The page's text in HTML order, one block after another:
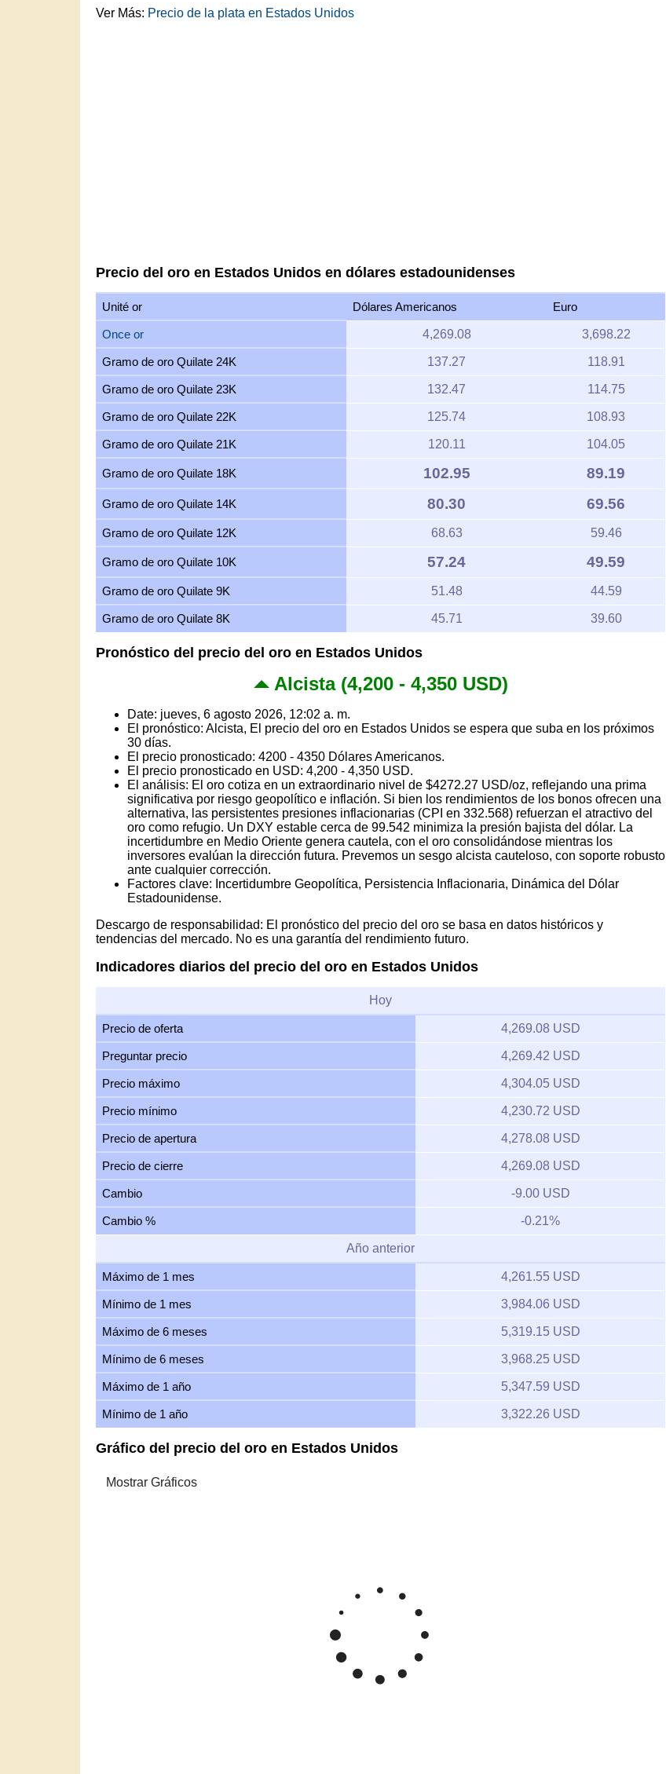
Ver Más: Precio de la plata en Estados Unidos
Precio del oro en Estados Unidos en dólares estadounidenses
Unité or Dólares Americanos Euro
Once or 4,269.08 3,698.22
Gramo de oro Quilate 24K 137.27 118.91
Gramo de oro Quilate 23K 132.47 114.75
Gramo de oro Quilate 22K 125.74 108.93
Gramo de oro Quilate 21K 120.11 104.05
Gramo de oro Quilate 18K 102.95 89.19
Gramo de oro Quilate 14K 80.30 69.56
Gramo de oro Quilate 12K 68.63 59.46
Gramo de oro Quilate 10K 57.24 49.59
Gramo de oro Quilate 9K 51.48 44.59
Gramo de oro Quilate 8K 45.71 39.60
Pronóstico del precio del oro en Estados Unidos
Alcista (4,200 - 4,350 USD)
Date: jueves, 6 agosto 2026, 12:02 a. m.
El pronóstico: Alcista, El precio del oro en Estados Unidos se espera que suba en los próximos
30 días.
El precio pronosticado: 4200 - 4350 Dólares Americanos.
El precio pronosticado en USD: 4,200 - 4,350 USD.
El análisis: El oro cotiza en un extraordinario nivel de $4272.27 USD/oz, reflejando una prima
significativa por riesgo geopolítico e inflación. Si bien los rendimientos de los bonos ofrecen una
alternativa, las persistentes presiones inflacionarias (CPI en 332.568) refuerzan el atractivo del
oro como refugio. Un DXY estable cerca de 99.542 minimiza la presión bajista del dólar. La
incertidumbre en Medio Oriente genera cautela, con el oro consolidándose mientras los
inversores evalúan la dirección futura. Prevemos un sesgo alcista cauteloso, con soporte robusto
ante cualquier corrección.
Factores clave: Incertidumbre Geopolítica, Persistencia Inflacionaria, Dinámica del Dólar
Estadounidense.
Descargo de responsabilidad: El pronóstico del precio del oro se basa en datos históricos y
tendencias del mercado. No es una garantía del rendimiento futuro.
Indicadores diarios del precio del oro en Estados Unidos
Hoy
Precio de oferta 4,269.08 USD
Preguntar precio 4,269.42 USD
Precio máximo 4,304.05 USD
Precio mínimo 4,230.72 USD
Precio de apertura 4,278.08 USD
Precio de cierre 4,269.08 USD
Cambio -9.00 USD
Cambio % -0.21%
Año anterior
Máximo de 1 mes 4,261.55 USD
Mínimo de 1 mes 3,984.06 USD
Máximo de 6 meses 5,319.15 USD
Mínimo de 6 meses 3,968.25 USD
Máximo de 1 año 5,347.59 USD
Mínimo de 1 año 3,322.26 USD
Gráfico del precio del oro en Estados Unidos
May '26
Zoom 1m 3m 6m